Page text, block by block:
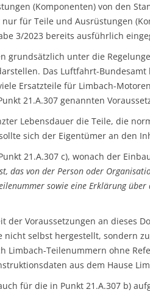
(Komponenten) von den
nur für Teile und Ausrüstungen
3/2023 bereits ausführlich
unter die
Das Luftfahrt-
Ersatzteile für Limbach-Motoren
21.A.307 genannten
Lebensdauer die Teile, die
sich der Eigentümer an den
21.A.307 c), wonach der
das von der Person oder
sowie eine Erklärung
Voraussetzungen an dieses
nicht selbst hergestellt, sondern
Teilenummern ohne
aus dem Hause
für die in Punkt 21.A.307 b)